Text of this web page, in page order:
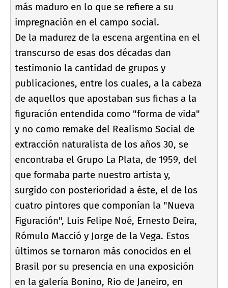
más maduro en lo que se refiere a su
impregnación en el campo social.
De la madurez de la escena argentina en el
transcurso de esas dos décadas dan
testimonio la cantidad de grupos y
publicaciones, entre los cuales, a la cabeza
de aquellos que apostaban sus fichas a la
figuración entendida como "forma de vida"
y no como remake del Realismo Social de
extracción naturalista de los años 30, se
encontraba el Grupo La Plata, de 1959, del
que formaba parte nuestro artista y,
surgido con posterioridad a éste, el de los
cuatro pintores que componí­an la "Nueva
Figuración", Luis Felipe Noé, Ernesto Deira,
Rómulo Macció y Jorge de la Vega. Estos
últimos se tornaron más conocidos en el
Brasil por su presencia en una exposición
en la galerí­a Bonino, Rio de Janeiro, en